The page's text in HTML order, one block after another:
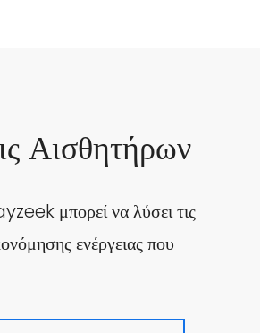
Αισθητήρων
μπορεί να λύσει τις
ενέργειας που